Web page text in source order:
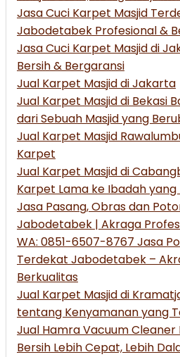
Jasa Cuci Karpet Masjid
Jabodetabek Profesional &
Jasa Cuci Karpet Masjid di
Bersih & Bergaransi
Jual Karpet Masjid di Jakarta
Jual Karpet Masjid di Bekasi
dari Sebuah Masjid yang
Jual Karpet Masjid
Karpet
Jual Karpet Masjid di
Karpet Lama ke Ibadah yang
Jasa Pasang, Obras dan
Jabodetabek | Akraga
WA: 0851-6507-8767 Jasa
Terdekat Jabodetabek –
Berkualitas
Jual Karpet Masjid di
tentang Kenyamanan yang
Jual Hamra Vacuum Cleaner
Bersih Lebih Cepat, Lebih